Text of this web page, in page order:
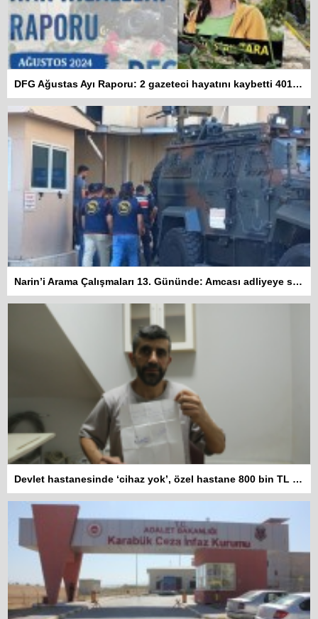
DFG Ağustas Ayı Raporu: 2 gazeteci hayatını kaybetti 401 habere erişim engeli getirildi
Narin’i Arama Çalışmaları 13. Gününde: Amcası adliyeye sevk edildi
Devlet hastanesinde ‘cihaz yok’, özel hastane 800 bin TL istiyor